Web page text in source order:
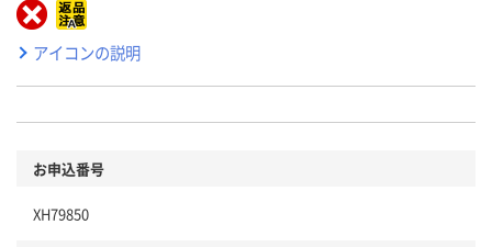
アイコンの説明
お申込番号
XH79850